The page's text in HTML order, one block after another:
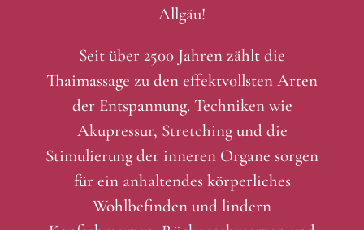
Allgäu!
Seit über 2500 Jahren zählt die
Thaimassage zu den effektvollsten Arten
der Entspannung. Techniken wie
Akupressur, Stretching und die
Stimulierung der inneren Organe sorgen
für ein anhaltendes körperliches
Wohlbefinden und lindern